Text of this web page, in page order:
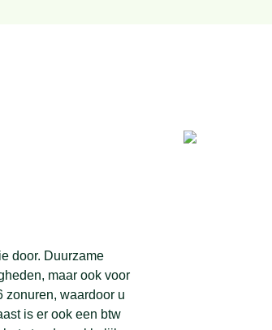
door. Duurzame
maar ook voor
zonuren, waardoor u
is er ook een btw